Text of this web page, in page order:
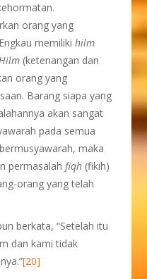
orang yang
memilikihilm
(ketenangan dan
orang yang
Barang siapa yang
akan sangat
pada semua
maka
permasalahfiqh (fikih)
orang yang telah
berkata, “Setelah itu
dan kami tidak
[20]